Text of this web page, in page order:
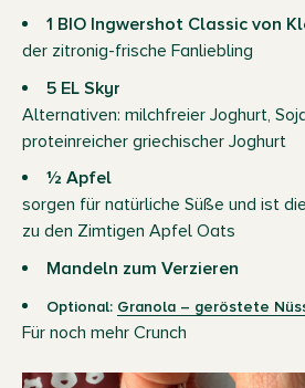
1 BIO Ingwershot Classic von
der zitronig-frische Fanliebling
5 EL Skyr
Alternativen: milchfreier Joghurt,
proteinreicher griechischer Joghurt
½ Apfel
sorgen für natürliche Süße und ist
zu den Zimtigen Apfel Oats
Mandeln zum Verzieren
Optional: Granola – geröstete
Für noch mehr Crunch